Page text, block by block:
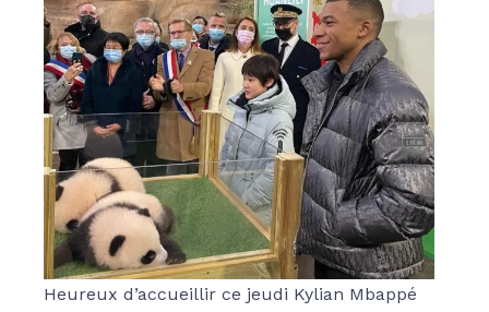
Heureux d’accueillir ce jeudi Kylian Mbappé